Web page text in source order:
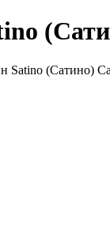
Satino (Сатино)